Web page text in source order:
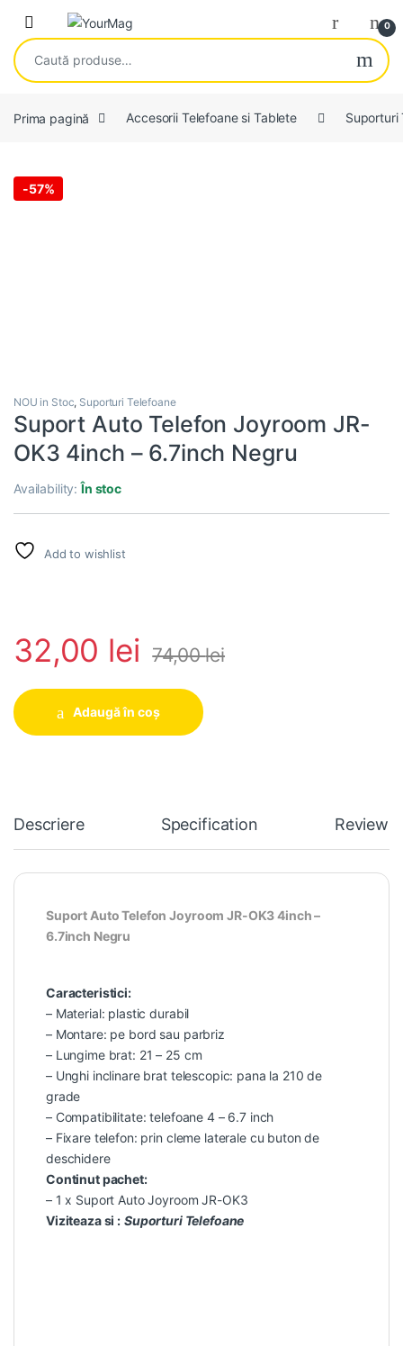
Skip to navigation
Skip to content
Open 0
Caută după:
Prima pagină Accesorii Telefoane si Tablete Suporturi
-57%
NOU in Stoc, Suporturi Telefoane
Suport Auto Telefon Joyroom JR-
OK3 4inch – 6.7inch Negru
Availability:În stoc
Add to wishlist
32,00 lei 74,00lei
Adaugă în coș
Descriere Specification Reviews
Suport Auto Telefon Joyroom JR-OK3 4inch –
6.7inch Negru
Caracteristici:
– Material: plastic durabil
– Montare: pe bord sau parbriz
– Lungime brat: 21 – 25 cm
– Unghi inclinare brat telescopic: pana la 210 de
grade
– Compatibilitate: telefoane 4 – 6.7 inch
– Fixare telefon: prin cleme laterale cu buton de
deschidere
Continut pachet:
– 1 x Suport Auto Joyroom JR-OK3
Viziteaza si : Suporturi Telefoane